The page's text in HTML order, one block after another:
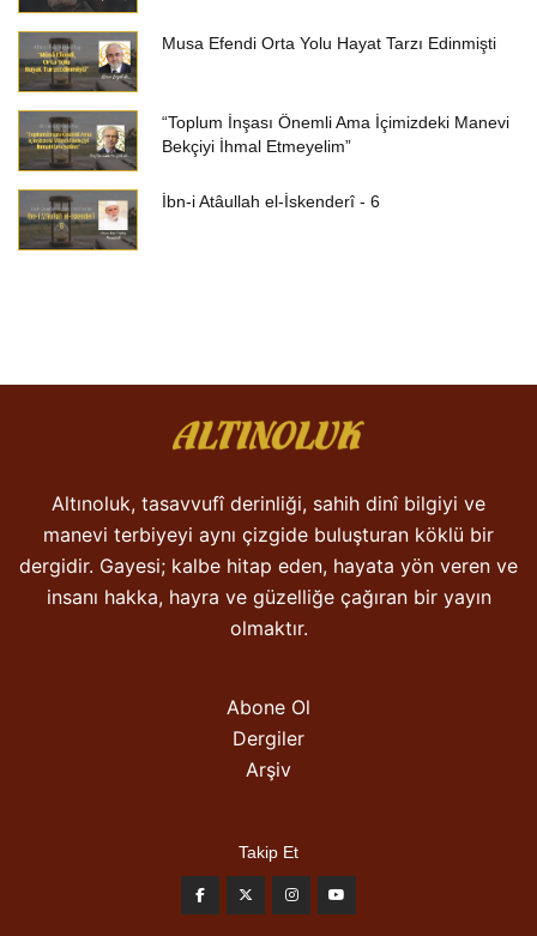
Musa Efendi Orta Yolu Hayat Tarzı Edinmişti
“Toplum İnşası Önemli Ama İçimizdeki Manevi
Bekçiyi İhmal Etmeyelim”
İbn-i Atâullah el-İskenderî - 6
Altınoluk, tasavvufî derinliği, sahih dinî bilgiyi ve
manevi terbiyeyi aynı çizgide buluşturan köklü bir
dergidir. Gayesi; kalbe hitap eden, hayata yön veren ve
insanı hakka, hayra ve güzelliğe çağıran bir yayın
olmaktır.
Abone Ol
Dergiler
Arşiv
Takip Et